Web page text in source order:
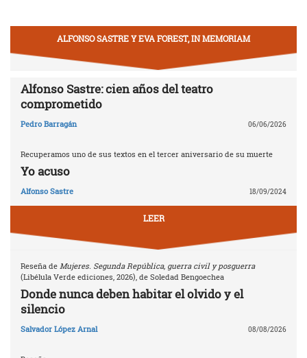
ALFONSO SASTRE Y EVA FOREST, IN MEMORIAM
Alfonso Sastre: cien años del teatro
comprometido
Pedro Barragán 06/06/2026
Recuperamos uno de sus textos en el tercer aniversario de su muerte
Yo acuso
Alfonso Sastre 18/09/2024
LEER
Reseña de Mujeres. Segunda República, guerra civil y posguerra
(Libélula Verde ediciones, 2026), de Soledad Bengoechea
Donde nunca deben habitar el olvido y el
silencio
Salvador López Arnal 08/08/2026